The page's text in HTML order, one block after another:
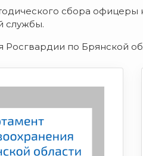
сбора офицеры
службы.
по Брянской